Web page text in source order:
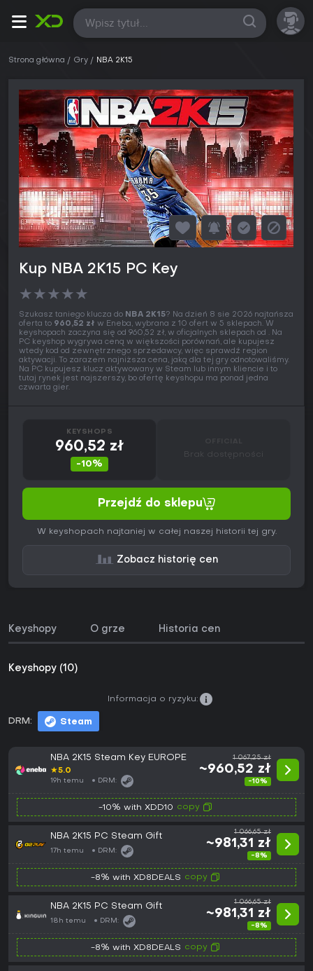
Wszystkie
Strona główna Gry NBA 2K15
Kup NBA 2K15 PC Key
★★★★★
Szukasz taniego klucza do NBA 2K15? Na dzień 8 sie 2026 najtańsza
oferta to 960,52 zł w Eneba, wybrana z 10 ofert w 5 sklepach. W
keyshopach zaczyna się od 960,52 zł, w oficjalnych sklepach od . Na
PC keyshop wygrywa ceną w większości porównań, ale kupujesz
wtedy kod od zewnętrznego sprzedawcy, więc sprawdź region
aktywacji. To zarazem najniższa cena, jaką dla tej gry odnotowaliśmy.
Na PC kupujesz klucz aktywowany w Steam lub innym kliencie i to
tutaj rynek jest najszerszy, bo ofertę keyshopu ma ponad jedna
czwarta gier.
KEYSHOPS
960,52 zł
-10%
Brak dostępności
Przejdź do sklepu
W keyshopach najtaniej w całej naszej historii tej gry.
Zobacz historię cen
Keyshopy O grze Historia cen
Keyshopy (10)
DRM: Steam
Informacja o ryzyku:
NBA 2K15 Steam Key EUROPE
★5.0
19h temu DRM:
1 067,25 zł
~960,52 zł
-10%
-10% with XDD10 copy
NBA 2K15 PC Steam Gift
17h temu DRM:
1 066,65 zł
~981,31 zł
-8%
-8% with XD8DEALS copy
NBA 2K15 PC Steam Gift
18h temu DRM:
1 066,65 zł
~981,31 zł
-8%
-8% with XD8DEALS copy